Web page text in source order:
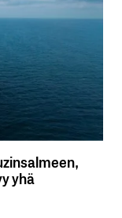
yhä